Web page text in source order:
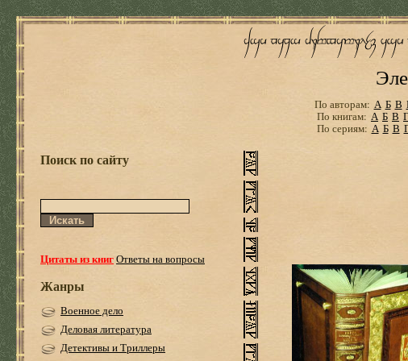
По авторам: А Б В
По книгам: А Б В Г
По сериям: А Б В
Поиск по сайту
Цитаты из книгОтветы на вопросы
Жанры
Военное дело
Деловая литература
Детективы и Триллеры